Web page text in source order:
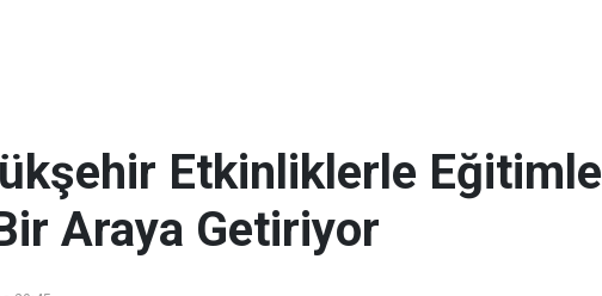
Etkinliklerle Eğitimle
Araya Getiriyor